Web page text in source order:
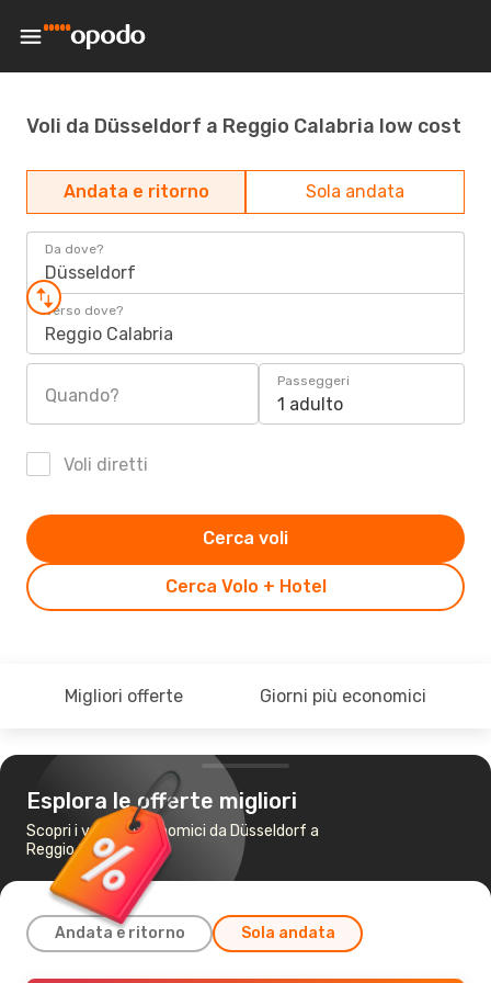
Voli da Düsseldorf a Reggio Calabria low cost
Andata e ritorno Sola andata
Da dove?
Düsseldorf
Verso dove?
Reggio Calabria
Quando?
Passeggeri
1 adulto
Voli diretti
Cerca Volo + Hotel
Cerca voli
Migliori offerte Giorni più economici
Esplora le offerte migliori
Scopri i voli più economici da Düsseldorf a
Reggio Calabria
Andata e ritorno Sola andata